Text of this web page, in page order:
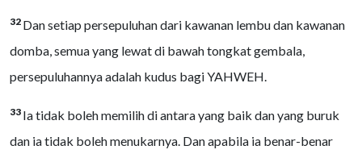
32 Dan setiap persepuluhan dari kawanan lembu dan kawanan
domba, semua yang lewat di bawah tongkat gembala,
persepuluhannya adalah kudus bagi YAHWEH.
33 Ia tidak boleh memilih di antara yang baik dan yang buruk
dan ia tidak boleh menukarnya. Dan apabila ia benar-benar